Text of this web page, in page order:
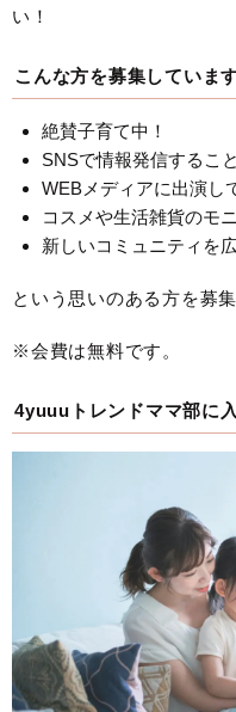
い！
こんな方を募集していま
絶賛子育て中！
SNSで情報発信するこ
WEBメディアに出演し
コスメや生活雑貨のモ
新しいコミュニティを
という思いのある方を募
※会費は無料です。
4yuuuトレンドママ部に